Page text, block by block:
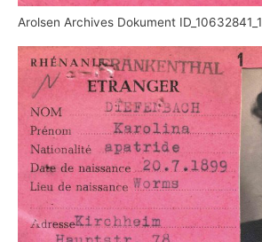
Arolsen Archives Dokument ID_10632841_1